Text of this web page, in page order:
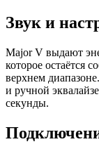
Звук и
Major V выдают
которое остаётся
верхнем
и ручной
секунды.